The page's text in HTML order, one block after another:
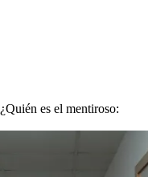
¿Quién es el mentiroso: